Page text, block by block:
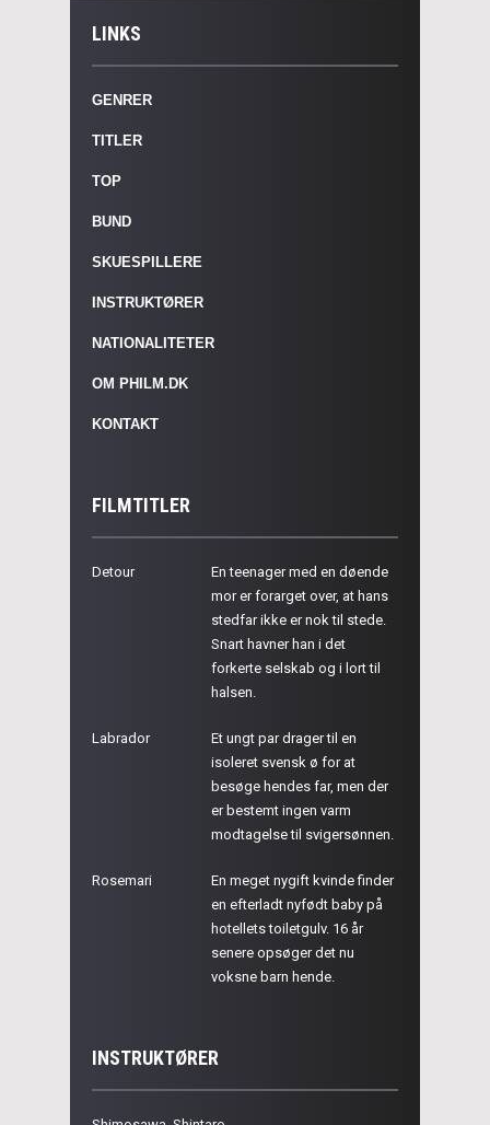
LINKS
GENRER
TITLER
TOP
BUND
SKUESPILLERE
INSTRUKTØRER
NATIONALITETER
OM PHILM.DK
KONTAKT
FILMTITLER
Detour
En teenager med en døende
mor er forarget over, at hans
stedfar ikke er nok til stede.
Snart havner han i det
forkerte selskab og i lort til
halsen.
Labrador
Et ungt par drager til en
isoleret svensk ø for at
besøge hendes far, men der
er bestemt ingen varm
modtagelse til svigersønnen.
Rosemari
En meget nygift kvinde finder
en efterladt nyfødt baby på
hotellets toiletgulv. 16 år
senere opsøger det nu
voksne barn hende.
INSTRUKTØRER